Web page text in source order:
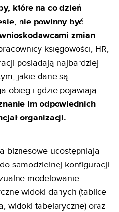
które na co dzień
nie powinny być
zmian
księgowości, HR,
posiadają najbardziej
jakie dane są
obieg i gdzie pojawiają
im odpowiednich
organizacji.
biznesowe udostępniają
samodzielnej konfiguracji
modelowanie
widoki danych (tablice
widoki tabelaryczne) oraz